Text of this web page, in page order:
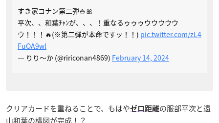
すき家コナン第二弾🍚🎀
平次、、和葉ﾁｬﾝが、、、！重なるゥゥゥウウウウウ
ウ！！！🔥(※第二弾が本命ですッ！！) pic.twitter.com/zL4
FuOA9wl
— りり〜か (@ririconan4869) February 14, 2024
クリアカードを重ねることで、もはやゼロ距離の服部平次と遠
山和葉の構図が完成！？